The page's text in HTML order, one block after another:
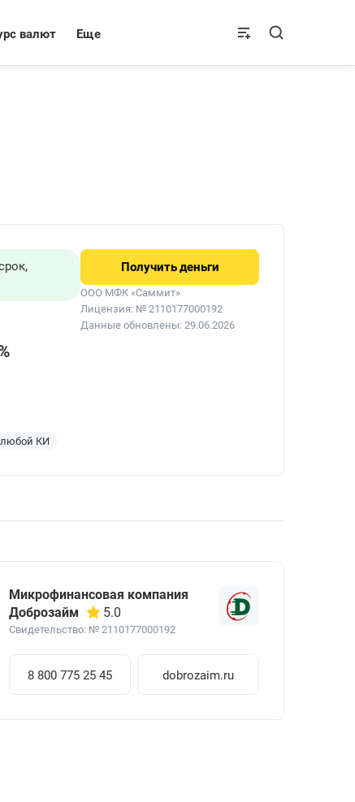
валют Еще
КИ
Получитьденьги
ООО МФК «Саммит»
Лицензия: № 2110177000192
Данные обновлены: 29.06.2026
Микрофинансовая компания
Доброзайм
5.0
Свидетельство: № 2110177000192
8 800 775 25 45 dobrozaim.ru